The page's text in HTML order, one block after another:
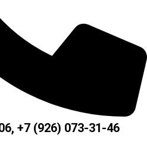
+7 (926) 073-31-46